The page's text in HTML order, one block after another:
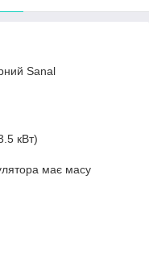
Sanal
кВт)
має масу